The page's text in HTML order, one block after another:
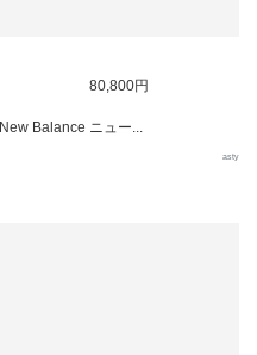
80,800円
New Balance ニュー...
asty